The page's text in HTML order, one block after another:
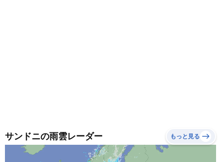
サンドニの雨雲レーダー もっと見る